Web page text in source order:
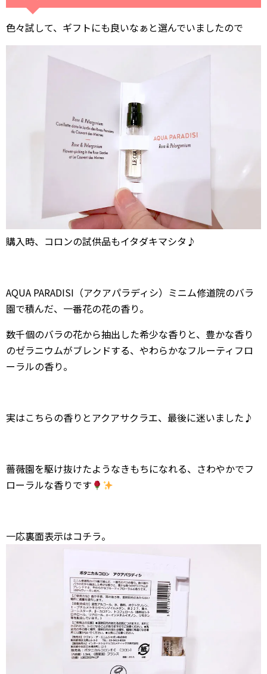
色々試して、ギフトにも良いなぁと選んでいましたので
購入時、コロンの試供品もイタダキマシタ♪
AQUA PARADISI（アクアパラディシ）ミニム修道院のバラ
園で積んだ、一番花の花の香り。
数千個のバラの花から抽出した希少な香りと、豊かな香り
のゼラニウムがブレンドする、やわらかなフルーティフロ
ーラルの香り。
実はこちらの香りとアクアサクラエ、最後に迷いました♪
薔薇園を駆け抜けたようなきもちになれる、さわやかでフ
ローラルな香りです
一応裏面表示はコチラ。